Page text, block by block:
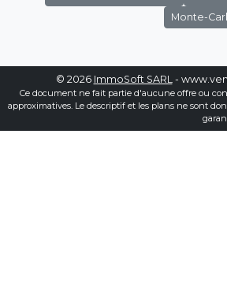
Monte-
© 2026 ImmoSoft SARL-
Ce document ne fait partie d'aucune offre ou
approximatives. Le descriptif et les plans ne sont